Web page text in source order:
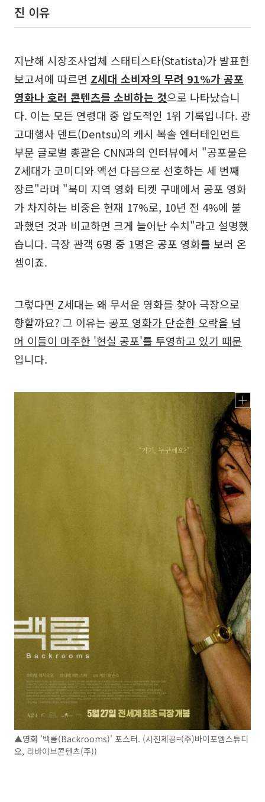
진 이유
지난해 시장조사업체 스태티스타(Statista)가 발표한
보고서에 따르면 Z세대 소비자의 무려 91%가 공포
영화나 호러 콘텐츠를 소비하는 것으로 나타났습니
다. 이는 모든 연령대 중 압도적인 1위 기록입니다. 광
고대행사 덴트(Dentsu)의 캐시 복솔 엔터테인먼트
부문 글로벌 총괄은 CNN과의 인터뷰에서 "공포물은
Z세대가 코미디와 액션 다음으로 선호하는 세 번째
장르"라며 "북미 지역 영화 티켓 구매에서 공포 영화
가 차지하는 비중은 현재 17%로, 10년 전 4%에 불
과했던 것과 비교하면 크게 늘어난 수치"라고 설명했
습니다. 극장 관객 6명 중 1명은 공포 영화를 보러 온
셈이죠.
그렇다면 Z세대는 왜 무서운 영화를 찾아 극장으로
향할까요? 그 이유는 공포 영화가 단순한 오락을 넘
어 이들이 마주한 '현실 공포'를 투영하고 있기 때문
입니다.
▲영화 '백룸(Backrooms)' 포스터. (사진제공=(주)바이포엠스튜디
오, 리바이브콘텐츠(주))